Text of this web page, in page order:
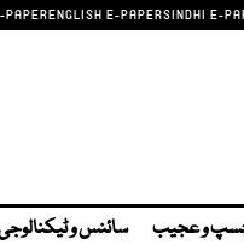
PAPERENGLISH E-PAPERSINDHI E-
و عجیب سائنس و